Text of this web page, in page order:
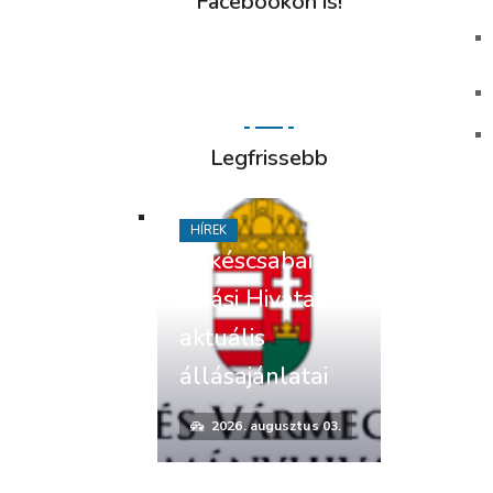
Legfrissebb
Békéscsabai
Járási Hivatal
aktuális
állásajánlatai
2026. augusztus 03.
HÍREK